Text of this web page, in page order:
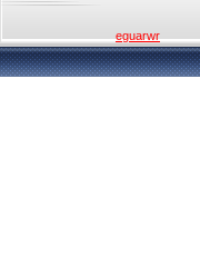
eguarwr